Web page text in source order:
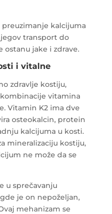
kalcijuma
transport do
ostanu jake i zdrave.
i vitalne
zdravlje kostiju,
vitamina
Vitamin K2 ima dve
osteokalcin, protein
kalcijuma u kosti.
mineralizaciju kostiju,
ne može da se
u sprečavanju
je on nepoželjan,
mehanizam se